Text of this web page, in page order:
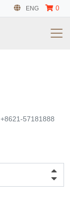
ENG 0
+8621-57181888